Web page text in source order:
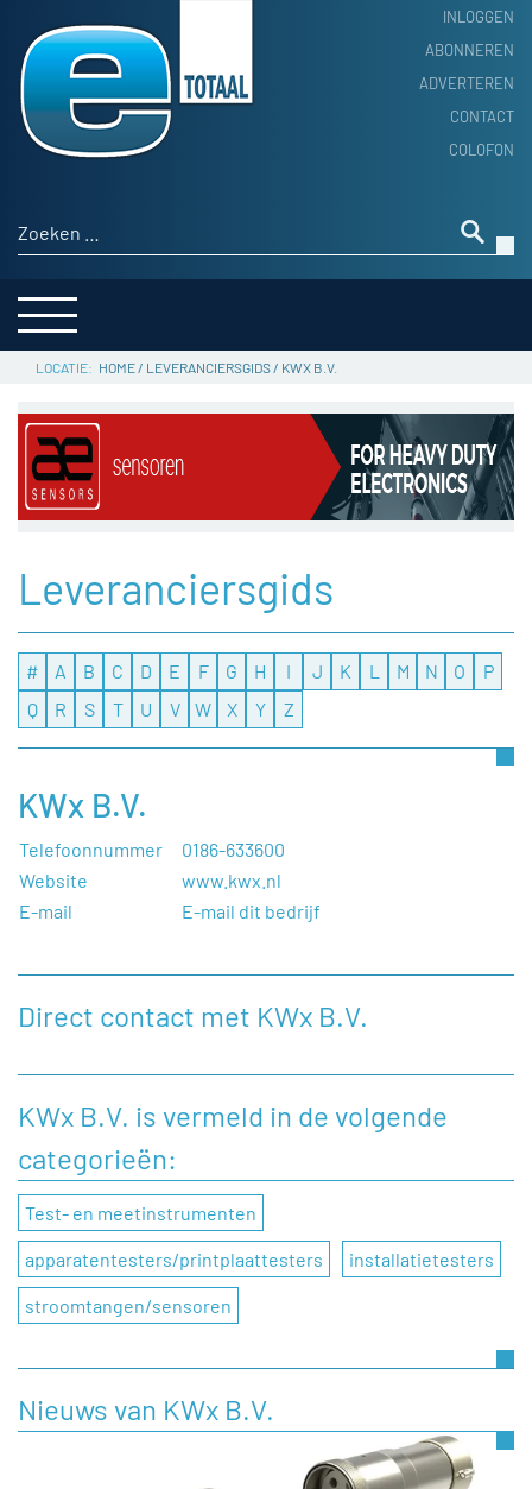
INLOGGEN
ABONNEREN
ADVERTEREN
CONTACT
COLOFON
Zoeken naar:
HOME
PRODUCTNIEUWS
ACHTERGROND
THEMA’S
SERVICE
HOME/ LEVERANCIERSGIDS/ KWX B.V.
Leveranciersgids
# A B C D E F G H I J K L M N O
P
Q
R S T U V W X Y Z
KWx B.V.
Telefoonnummer
0186-633600
Website
www.kwx.nl
E-mail
E-mail dit bedrijf
Direct contact met KWx B.V.
achterlaten aan KWx B.V., dan kunt u dat doen door
onderstaand contactformulier in te vullen.
Naam
Bedrijfsnaam
E-mail
KWx B.V. is vermeld in de volgende
categorieën:
Test- en meetinstrumenten
apparatentesters/printplaattesters installatietesters
stroomtangen/sensoren
Nieuws van KWx B.V.